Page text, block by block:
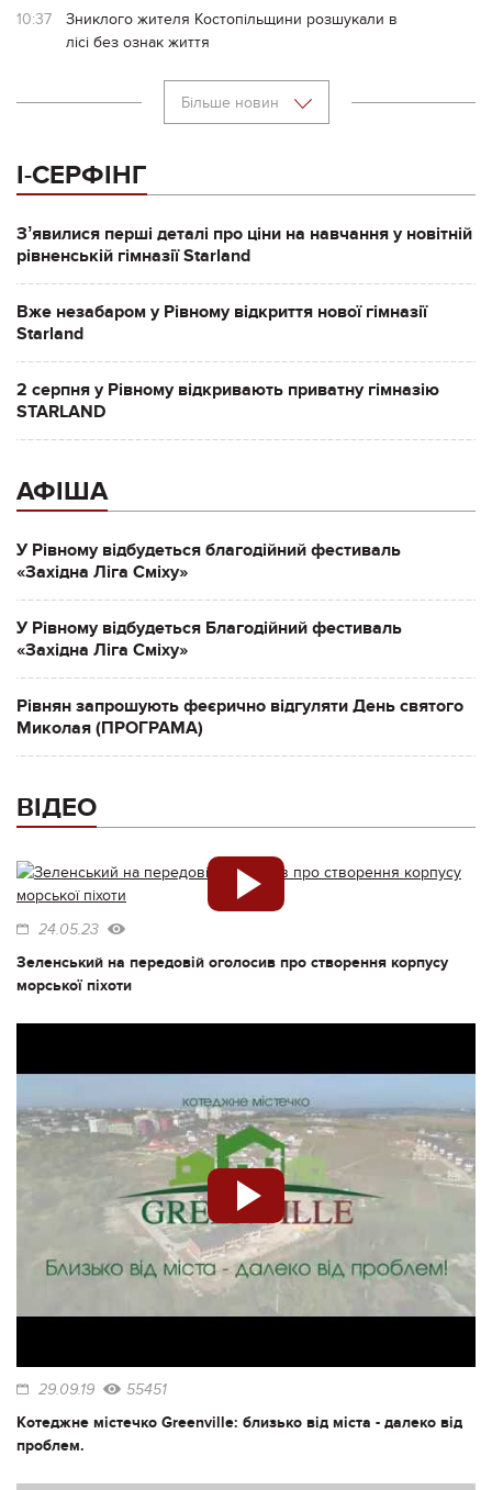
10:37
Зниклого жителя Костопільщини розшукали в
лісі без ознак життя
Більше новин
І-СЕРФІНГ
Зʼявилися перші деталі про ціни на навчання у новітній
рівненській гімназії Starland
Вже незабаром у Рівному відкриття нової гімназії
Starland
2 серпня у Рівному відкривають приватну гімназію
STARLAND
АФІША
У Рівному відбудеться благодійний фестиваль
«Західна Ліга Сміху»
У Рівному відбудеться Благодійний фестиваль
«Західна Ліга Сміху»
Рівнян запрошують феєрично відгуляти День святого
Миколая (ПРОГРАМА)
ВІДЕО
24.05.23
Зеленський на передовій оголосив про створення корпусу
морської піхоти
29.09.19 55451
Котеджне містечко Greenville: близько від міста - далеко від
проблем.